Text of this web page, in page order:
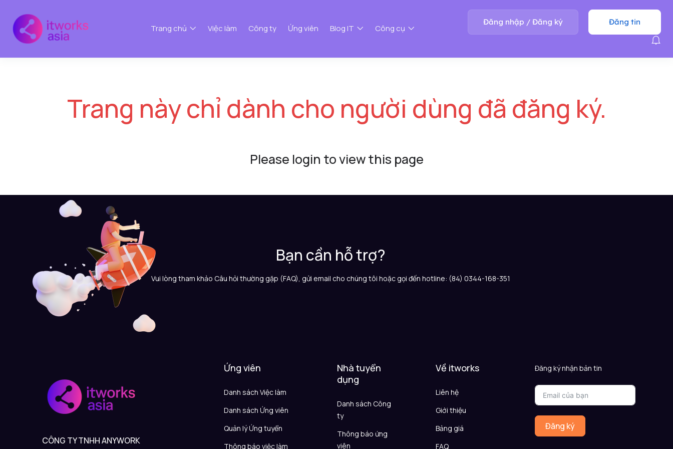
Trang chủ Việc làm Công ty Ứng viên Blog IT Công cụ
Đăng nhập / Đăng ký Đăng tin
Trang này chỉ dành cho người dùng đã đăng ký.
Please login to view this page
Bạn cần hỗ trợ?
Vui lòng tham khảo Câu hỏi thường gặp (FAQ), gửi email cho chúng tôi hoặc gọi đến hotline: (84) 0344-168-351
CÔNG TY TNHH ANYWORK
Ứng viên
Danh sách Việc làm
Danh sách Ứng viên
Quản lý Ứng tuyển
Thông báo việc làm
Nhà tuyển
dụng
Danh sách Công
ty
Thông báo ứng
viên
Về itworks
Liên hệ
Giới thiệu
Bảng giá
FAQ
Đăng ký nhận bản tin
Đăng ký